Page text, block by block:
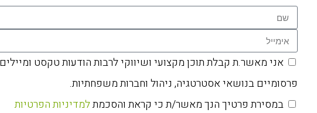
אני מאשר.ת קבלת תוכן מקצועי ושיווקי לרבות הודעות טקסט ומיילים
פרסומיים בנושאי אסטרטגיה, ניהול וחברות משפחתיות.
במסירת פרטיך הנך מאשר/ת כי קראת והסכמתלמדיניות הפרטיות